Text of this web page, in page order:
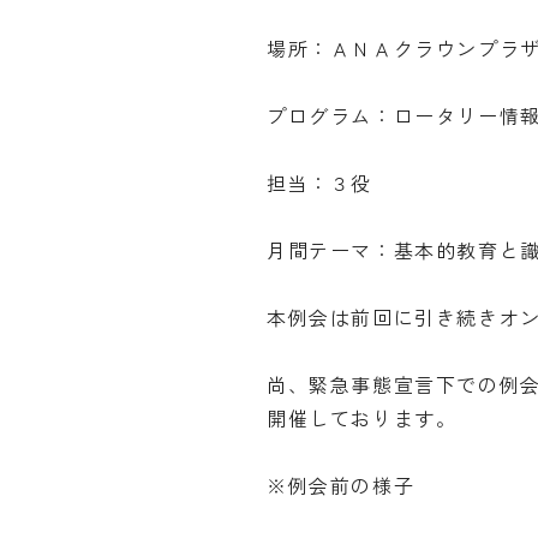
場所：ＡＮＡクラウンプラ
プログラム：ロータリー情
担当：３役
月間テーマ：基本的教育と
本例会は前回に引き続きオ
尚、緊急事態宣言下での例
開催しております。
※例会前の様子